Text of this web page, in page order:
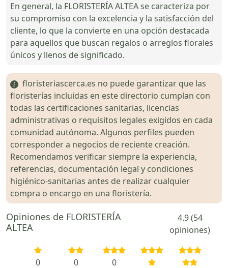
En general, la FLORISTERÍA ALTEA se caracteriza por
su compromiso con la excelencia y la satisfacción del
cliente, lo que la convierte en una opción destacada
para aquellos que buscan regalos o arreglos florales
únicos y llenos de significado.
floristeriascerca.es no puede garantizar que las
floristerías incluidas en este directorio cumplan con
todas las certificaciones sanitarias, licencias
administrativas o requisitos legales exigidos en cada
comunidad autónoma. Algunos perfiles pueden
corresponder a negocios de reciente creación.
Recomendamos verificar siempre la experiencia,
referencias, documentación legal y condiciones
higiénico-sanitarias antes de realizar cualquier
compra o encargo en una floristería.
Opiniones de FLORISTERÍA
ALTEA
4.9 (54
opiniones)
0 0 0